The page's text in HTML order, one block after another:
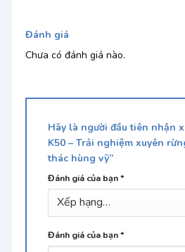
Đánh giá
Chưa có đánh giá nào.
Hãy là người đầu tiên nhận
K50 – Trải nghiệm xuyên
thác hùng vỹ”
Đánh giá của bạn*
Đánh giá của bạn*